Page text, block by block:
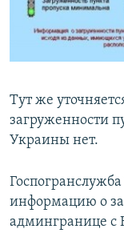
Тут же
загруженности
Украины нет.
информацию о
админгранице